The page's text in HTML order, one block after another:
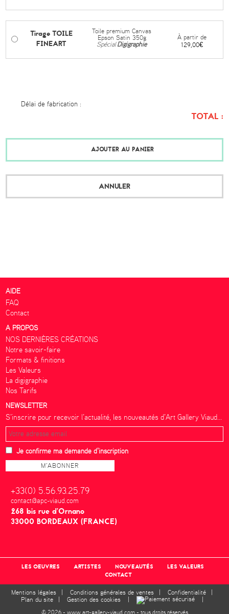
Tirage TOILE
FINEART
Toile premium Canvas
Epson Satin 350g
SpécialDigigraphie
À partir de
129,00€
Délai de fabrication :
TOTAL :
ANNULER
AJOUTER AU PANIER
AIDE
FAQ
Contact
A PROPOS
NOS DERNIÈRES CRÉATIONS
Notre savoir-faire
Formats & finitions
Les Valeurs
La digigraphie
Nos Tarifs
NEWSLETTER
S’inscrire pour recevoir l’actualité, les nouveautés d’Art Gallery Viaud...
Je confirme ma demande d'inscription
+33(0) 5.56.93.25.79
contact@apc-viaud.com
268 bis rue d’Ornano
33000 BORDEAUX (FRANCE)
LES OEUVRES ARTISTES NOUVEAUTÉS
LES VALEURS
CONTACT
© 2026 - www.art-gallery-viaud.com - tous droits réservés
Mentions légales Conditions générales de ventes Confidentialité
Plan du site
Gestion des cookies